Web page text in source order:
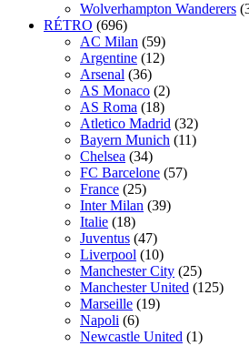
Wolverhampton Wanderers
RÉTRO (696)
AC Milan (59)
Argentine (12)
Arsenal (36)
AS Monaco (2)
AS Roma (18)
Atletico Madrid (32)
Bayern Munich (11)
Chelsea (34)
FC Barcelone (57)
France (25)
Inter Milan (39)
Italie (18)
Juventus (47)
Liverpool (10)
Manchester City (25)
Manchester United (125)
Marseille (19)
Napoli (6)
Newcastle United (1)